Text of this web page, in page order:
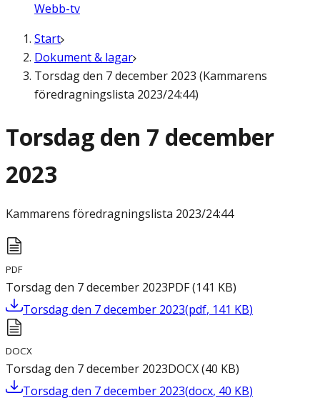
Webb-tv
Start
Dokument & lagar
Torsdag den 7 december 2023 (Kammarens
föredragningslista 2023/24:44)
Torsdag den 7 december
2023
Kammarens föredragningslista 2023/24:44
PDF
Torsdag den 7 december 2023PDF(141 KB)
Torsdag den 7 december 2023(pdf, 141 KB)
DOCX
Torsdag den 7 december 2023DOCX(40 KB)
Torsdag den 7 december 2023(docx, 40 KB)